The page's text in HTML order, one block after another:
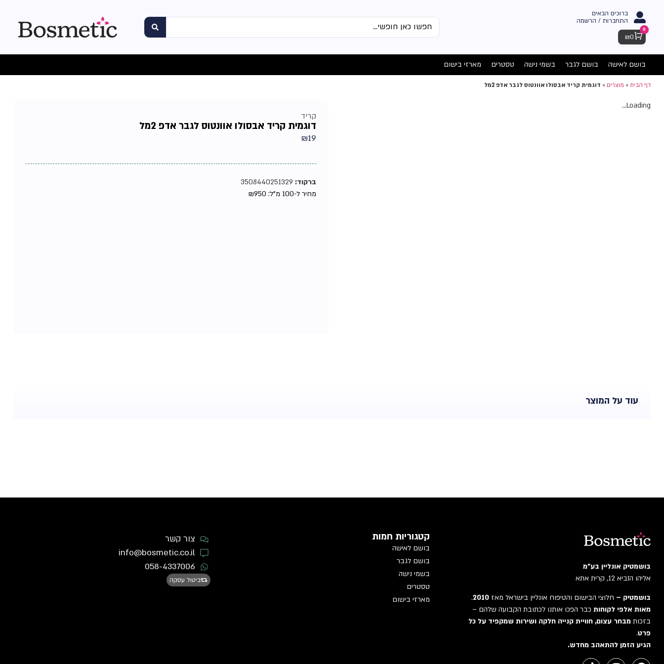
ברוכים הבאים
התחברות / הרשמה
Cart
0
₪0
בושם לאישה בושם לגבר בשמי נישה טסטרים מארזי בישום
דף הבית» מוצרים» דוגמית קריד אבסולו אוונטוס לגבר אדפ 2מל
Loading...
קריד
דוגמית קריד אבסולו אוונטוס לגבר אדפ 2מל
₪19
ברקוד:
מחיר ל-100 מ"ל:
₪950
עוד על המוצר
בושמטיק אונליין בע"מ
אליהו הנביא 12, קרית אתא
בושמטיק – חלוצי הבישום והטיפוח אונליין בישראל מאז 2010
.
מאות אלפי לקוחות כבר הפכו אותנו לכתובת הקבועה שלהם –
בזכות מבחר עצום, חוויית קנייה חלקה ושירות שמקפיד על כל
פרט.
הגיע הזמן להתאהב מחדש.
קטגוריות חמות
בושם לאישה
בושם לגבר
בשמי נישה
טסטרים
מארזי בישום
צור קשר
info@bosmetic.co.il
058-4337006
ביטול עסקה